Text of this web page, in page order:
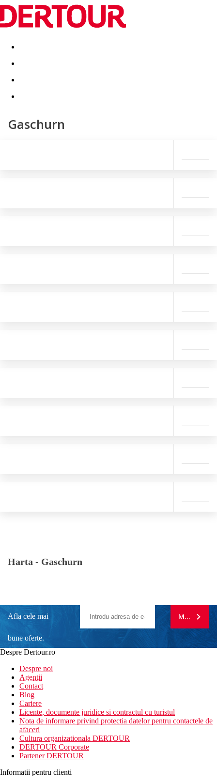
Destinatii Vacanta perfecta OFERTE DE NERATAT
Gaschurn
Harta - Gaschurn
Afla cele mai
bune oferte.
newsletter!
MA
Despre Dertour.ro
Despre noi
Agentii
Contact
Blog
Cariere
Licente, documente juridice si contractul cu turistul
Nota de informare privind protectia datelor pentru contactele de
afaceri
Cultura organizationala DERTOUR
DERTOUR Corporate
Partener DERTOUR
Informatii pentru clienti